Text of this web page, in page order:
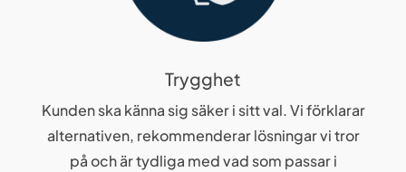
Trygghet
Kunden ska känna sig säker i sitt val. Vi förklarar
alternativen, rekommenderar lösningar vi tror
på och är tydliga med vad som passar i